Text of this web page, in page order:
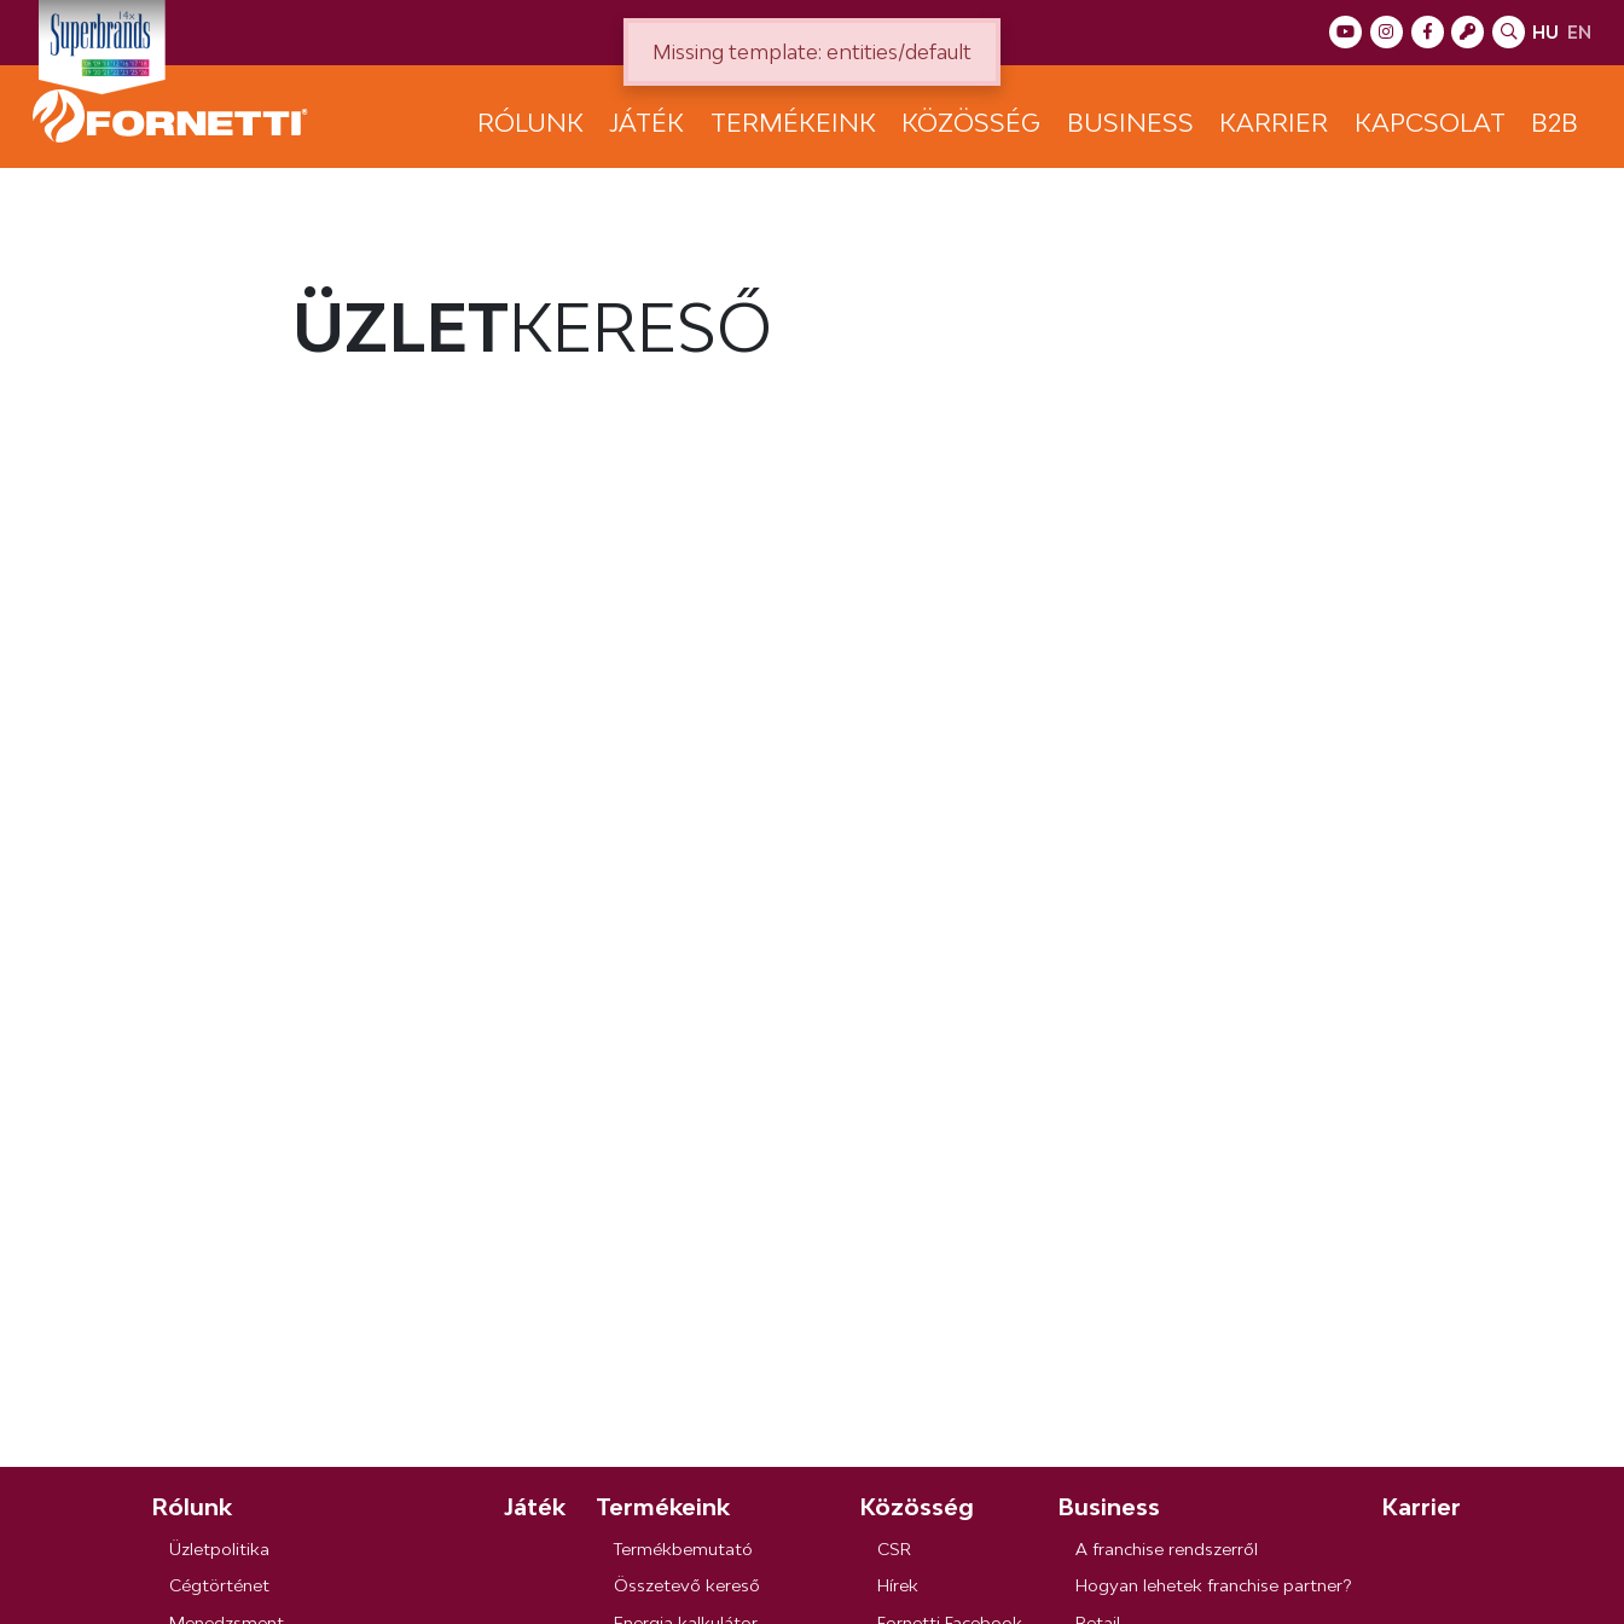
HU EN
RÓLUNK JÁTÉK TERMÉKEINK KÖZÖSSÉG BUSINESS KARRIER KAPCSOLAT B2B
ÜZLETKERESŐ
Rólunk
Üzletpolitika
Cégtörténet
Játék Termékeink
Termékbemutató
Összetevő kereső
Közösség
CSR
Hírek
Business
A franchise rendszerről
Hogyan lehetek franchise partner?
Karrier
Missing template: entities/default